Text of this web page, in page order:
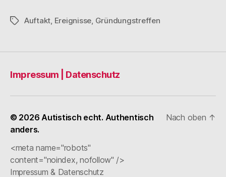
Schlagwörter
Auftakt Ereignisse Gründungstreffen
Impressum | Datenschutz
© 2026Autistisch echt. Authentisch
anders.
<meta name="robots"
content="noindex, nofollow" />
Impressum & Datenschutz
Nach oben ↑